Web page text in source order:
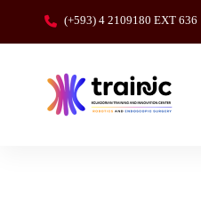
(+593) 4 2109180 EXT 636